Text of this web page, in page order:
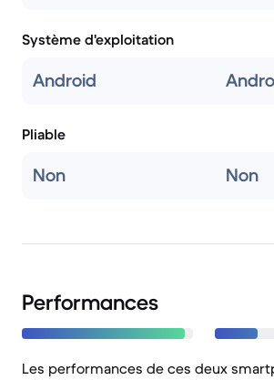
Système d'exploitation
Android
Pliable
Non Non
Performances
Les performances de ces deux